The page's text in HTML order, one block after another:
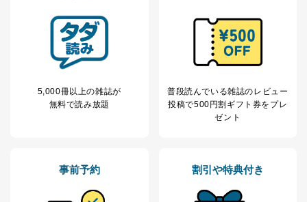
5,000冊以上の雑誌が
無料で読み放題
普段読んでいる雑誌のレビュー
投稿で500円割ギフト券をプレ
ゼント
事前予約 割引や特典付き